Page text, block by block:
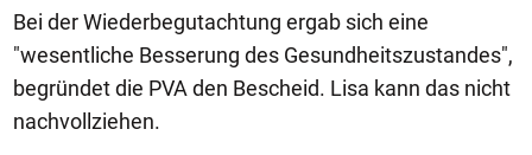
Bei der Wiederbegutachtung ergab sich eine
"wesentliche Besserung des Gesundheitszustandes",
begründet die PVA den Bescheid. Lisa kann das nicht
nachvollziehen.